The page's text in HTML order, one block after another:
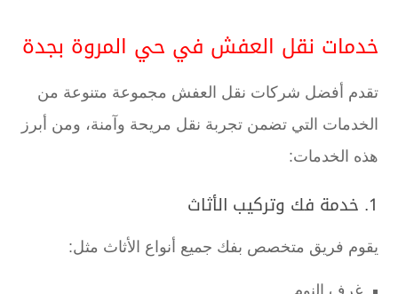
خدمات نقل العفش في حي المروة بجدة
تقدم أفضل شركات نقل العفش مجموعة متنوعة من
الخدمات التي تضمن تجربة نقل مريحة وآمنة، ومن أبرز
هذه الخدمات:
1. خدمة فك وتركيب الأثاث
يقوم فريق متخصص بفك جميع أنواع الأثاث مثل:
غرف النوم